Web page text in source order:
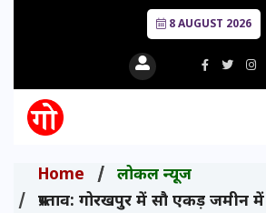
8 AUGUST 2026
Home
लोकल न्यूज
प्रस्ताव: गोरखपुर में सौ एकड़ जमीन